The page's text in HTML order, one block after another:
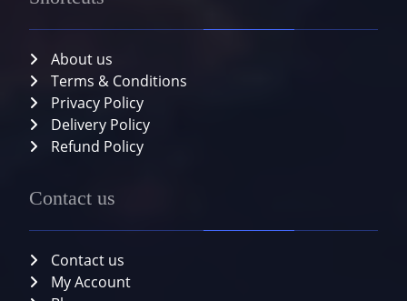
About us
Terms & Conditions
Privacy Policy
Delivery Policy
Refund Policy
Contact us
Contact us
My Account